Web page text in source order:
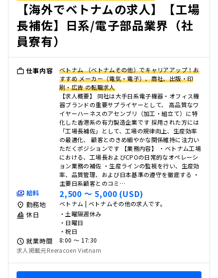
【海外でベトナムの求人】【工場
長補佐】日系/電子部品業界（社
員寮有）
仕事内容
ベトナム （ベトナムその他）でキャリアアップ！お
すすめ メーカー（電気・電子）、商社、出版・印
刷・広告 の転職求人
【求人概要】 同社は大手日系電子機器・オフィス機
器ブランドの重要サプライヤーとして、 高品質なワ
イヤーハーネスのアセンブリ（加工・組立て）に特
化した香港系の有力製造企業です 採用された方には
「工場長補佐」として、工場の規律向上、生産効率
の最適化、 顧客とのきめ細やかな関係維持に注力い
ただくポジションです 【業務内容】 ・ベトナム工場
における、工場長およびCPOの日常的なオペレーシ
ョン業務の補佐 ・生産ラインの監視を行い、生産効
率、品質管理、および日本基準の遵守を徹底する ・
主要日系顧客とのコミ…
給料 2,500 〜 5,000 (USD)
勤務地 ベトナム | ベトナムその他の求人です。
休日
・土曜隔週休み
・日曜日
・祝日
就業時間
8:00 〜 17:30
求人掲載元Reeracoen Vietnam